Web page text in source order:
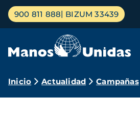
Pasar
contenido
Menú
principal
900 811 888 BIZUM 33439
Ruta
Inicio Actualidad Campañas